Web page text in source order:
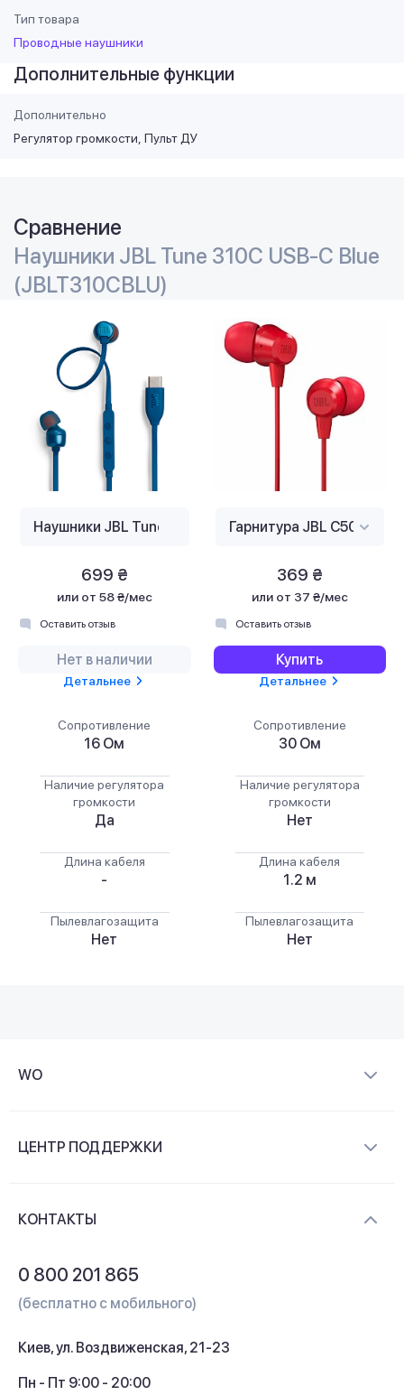
Тип товара
Проводные наушники
Дополнительные функции
Дополнительно
Регулятор громкости Пульт ДУ
Сравнение
Наушники JBL Tune 310C USB-C Blue
(JBLT310CBLU)
699 ₴
или от 58 ₴/мес
Оставить отзыв
Нет в наличии
Детальнее
Сопротивление
16 Ом
Наличие регулятора
громкости
Да
Длина кабеля
-
Пылевлагозащита
Нет
369 ₴
или от 37 ₴/мес
Оставить отзыв
Купить
Детальнее
Сопротивление
30 Ом
Наличие регулятора
громкости
Нет
Длина кабеля
1.2 м
Пылевлагозащита
Нет
WO
Контакты
ЦЕНТР ПОДДЕРЖКИ
Кэшбек
КОНТАКТЫ
0 800 201 865
(бесплатно с мобильного)
Киев, ул. Воздвиженская, 21-23
Пн - Пт 9:00 - 20:00